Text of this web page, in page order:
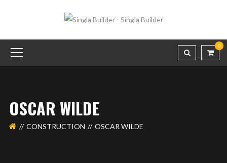
0
OSCAR WILDE
CONSTRUCTION OSCAR WILDE